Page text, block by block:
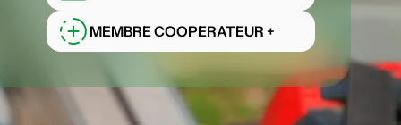
MEMBRE COOPERATEUR +